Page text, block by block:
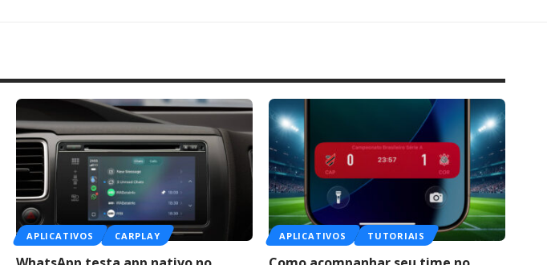
APLICATIVOS CARPLAY APLICATIVOS TUTORIAIS